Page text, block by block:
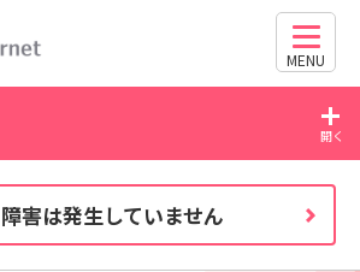
MENU
にご注意ください（CVE-2026-
障害は発生していません